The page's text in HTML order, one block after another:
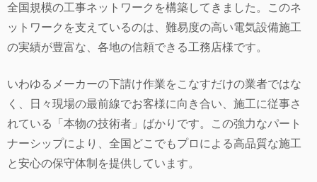
全国規模の工事ネットワークを構築してきました。このネ
ットワークを支えているのは、難易度の高い電気設備施工
の実績が豊富な、各地の信頼できる工務店様です。
いわゆるメーカーの下請け作業をこなすだけの業者ではな
く、日々現場の最前線でお客様に向き合い、施工に従事さ
れている「本物の技術者」ばかりです。この強力なパート
ナーシップにより、全国どこでもプロによる高品質な施工
と安心の保守体制を提供しています。